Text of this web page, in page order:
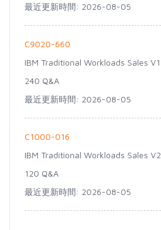
最近更新時間: 2026-08-05
C9020-660
IBM Traditional Workloads Sales V1
240 Q&A
最近更新時間: 2026-08-05
C1000-016
IBM Traditional Workloads Sales V2
120 Q&A
最近更新時間: 2026-08-05